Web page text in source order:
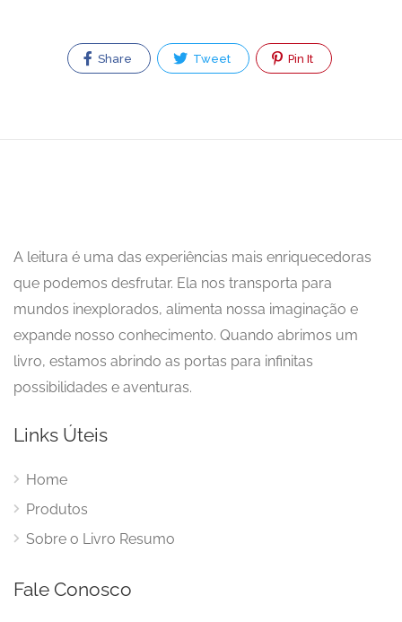
Share Tweet Pin It
A leitura é uma das experiências mais enriquecedoras
que podemos desfrutar. Ela nos transporta para
mundos inexplorados, alimenta nossa imaginação e
expande nosso conhecimento. Quando abrimos um
livro, estamos abrindo as portas para infinitas
possibilidades e aventuras.
Links Úteis
Home
Produtos
Sobre o Livro Resumo
Fale Conosco